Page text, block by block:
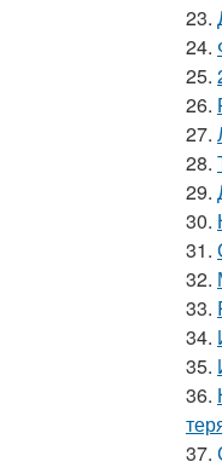
23.
24.
25.
26.
27.
28.
29.
30.
31.
32.
33.
34.
35.
36.
37.